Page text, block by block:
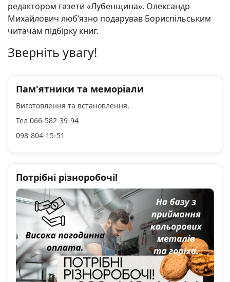
редактором газети «Лубенщина». Олександр
Михайлович люб‘язно подарував Бориспільським
читачам підбірку книг.
Зверніть увагу!
Пам'ятники та меморіали
Виготовлення та встановлення.
Тел 066-582-39-94
098-804-15-51
Потрібні різноробочі!